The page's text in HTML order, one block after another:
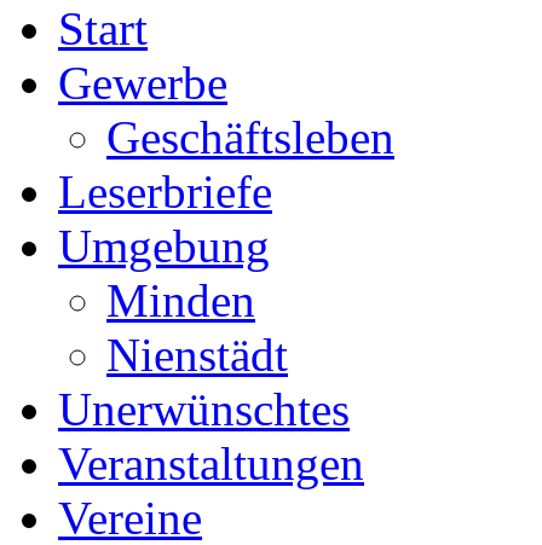
Start
Gewerbe
Geschäftsleben
Leserbriefe
Umgebung
Minden
Nienstädt
Unerwünschtes
Veranstaltungen
Vereine